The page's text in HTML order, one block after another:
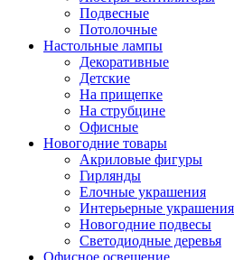
Подвесные
Потолочные
Настольные лампы
Декоративные
Детские
На прищепке
На струбцине
Офисные
Новогодние товары
Акриловые фигуры
Гирлянды
Елочные украшения
Интерьерные украшения
Новогодние подвесы
Светодиодные деревья
Офисное освещение